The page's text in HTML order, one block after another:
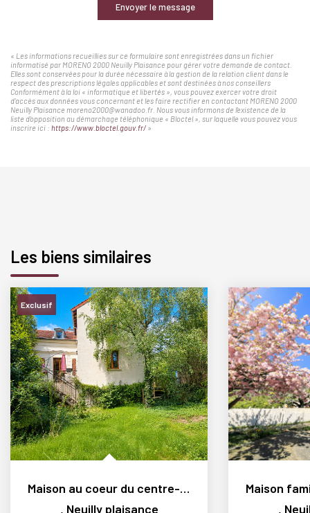
Envoyer le message
« Les informations recueillies sur ce formulaire sont enregistrées dans un fichier
informatisé par MORENO 2000 Neuilly Plaisance pour gérer votre demande de contact.
Elles sont conservées pour la durée nécessaire à la gestion de la relation client dans le
respect des prescriptions légales applicables et sont destinées à nos conseillers
Conformément à la loi « informatique et libertés », vous pouvez exercer votre droit
d'accès aux données vous concernant et les faire rectifier en contactant MORENO 2000
Neuilly Plaisance moreno2000@wanadoo.fr. Nous vous informons de l'existence de la
liste d'opposition au démarchage téléphonique « Bloctel », sur laquelle vous pouvez vous
inscrire ici : https://www.bloctel.gouv.fr/ »
Les biens similaires
Exclusif
Maison au coeur du centre-ville, sur un magnifique terrain...
, Neuilly plaisance ,